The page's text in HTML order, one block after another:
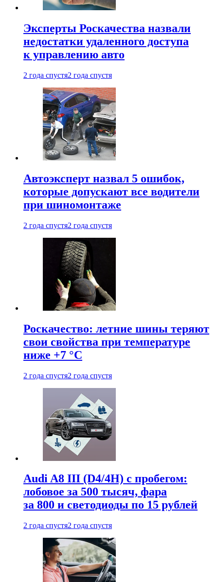
Эксперты Роскачества назвали
недостатки удаленного доступа
к управлению авто
2 года спустя2 года спустя
Автоэксперт назвал 5 ошибок,
которые допускают все водители
при шиномонтаже
2 года спустя2 года спустя
Роскачество: летние шины теряют
свои свойства при температуре
ниже +7 °C
2 года спустя2 года спустя
Audi A8 III (D4/4H) c пробегом:
лобовое за 500 тысяч, фара
за 800 и светодиоды по 15 рублей
2 года спустя2 года спустя